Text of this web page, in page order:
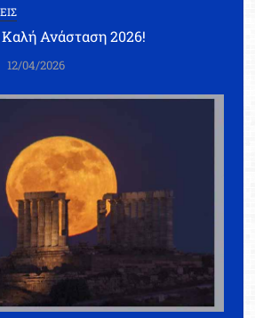
Ανάσταση 2026!
12/04/2026